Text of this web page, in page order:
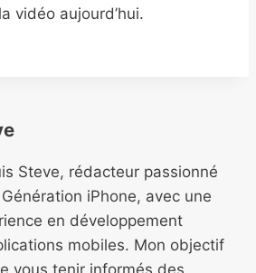
vidéo aujourd’hui.
Steve, rédacteur passionné
iPhone, avec une
en développement
mobiles. Mon objectif
vous tenir informés des